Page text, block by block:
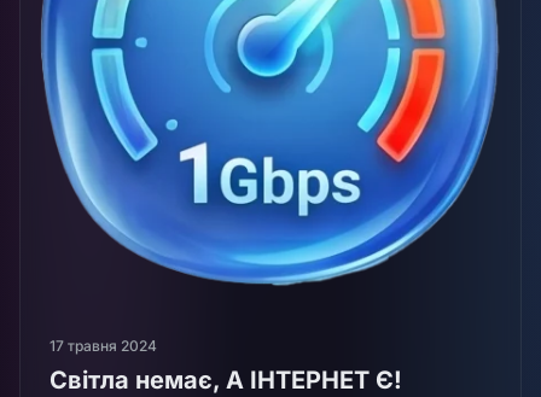
17 травня 2024
Світла немає, А ІНТЕРНЕТ Є!